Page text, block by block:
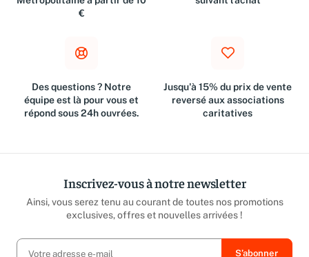
€
Des questions ? Notre
équipe est là pour vous et
répond sous 24h ouvrées.
Jusqu'à 15% du prix de vente
reversé aux associations
caritatives
Inscrivez-vous à notre newsletter
Ainsi, vous serez tenu au courant de toutes nos promotions
exclusives, offres et nouvelles arrivées !